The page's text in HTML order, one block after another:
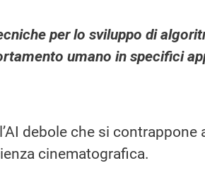
per lo sviluppo di
umano in specifici
debole che si contrappone
cinematografica.